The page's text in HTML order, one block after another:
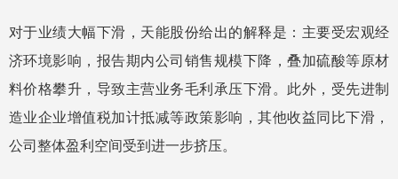
对于业绩大幅下滑，天能股份给出的解释是：主要受宏观经
济环境影响，报告期内公司销售规模下降，叠加硫酸等原材
料价格攀升，导致主营业务毛利承压下滑。此外，受先进制
造业企业增值税加计抵减等政策影响，其他收益同比下滑，
公司整体盈利空间受到进一步挤压。